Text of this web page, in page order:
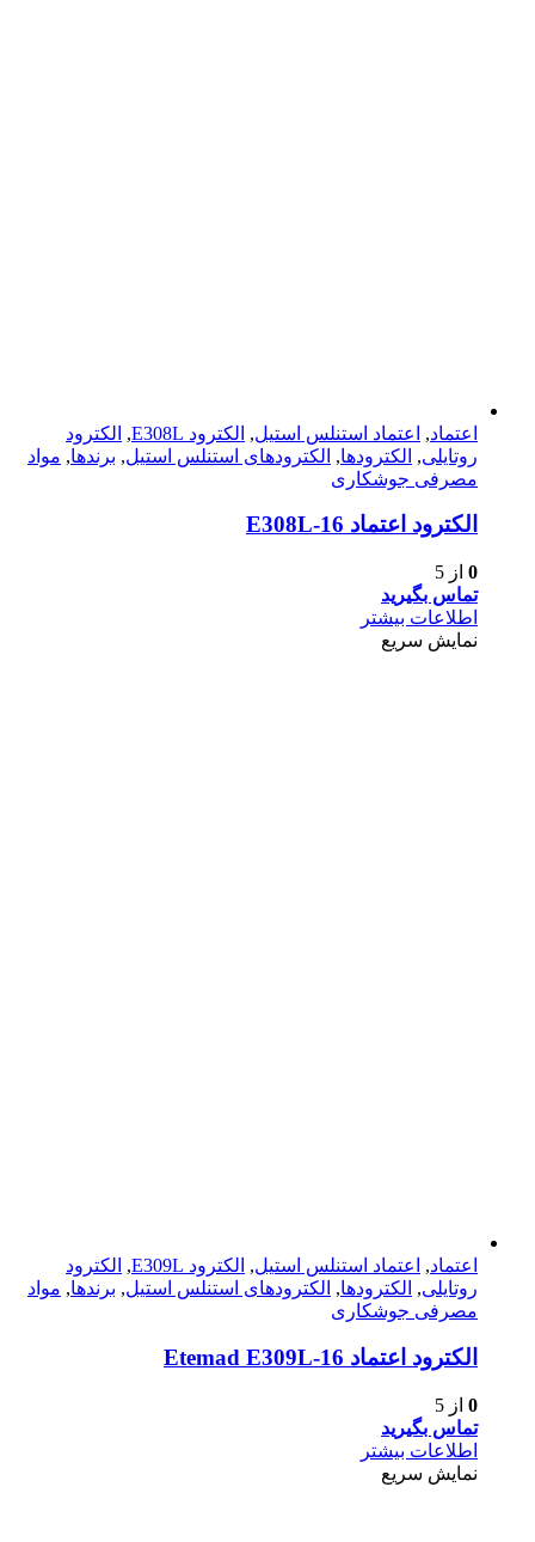
اعتماد, اعتماد استنلس استیل, الکترود E308L , الکترود
روتایلی, الکترودها, الکترودهای استنلس استیل, برندها, مواد
مصرفی جوشکاری
الکترود اعتماد E308L-16
0 از 5
تماس بگیرید
اطلاعات بیشتر
نمایش سریع
اعتماد, اعتماد استنلس استیل, الکترود E309L , الکترود
روتایلی, الکترودها, الکترودهای استنلس استیل, برندها, مواد
مصرفی جوشکاری
الکترود اعتماد 16-Etemad E309L
0 از 5
تماس بگیرید
اطلاعات بیشتر
نمایش سریع